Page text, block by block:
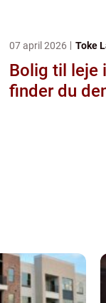
07 april 2026 Toke
Bolig til leje
finder du